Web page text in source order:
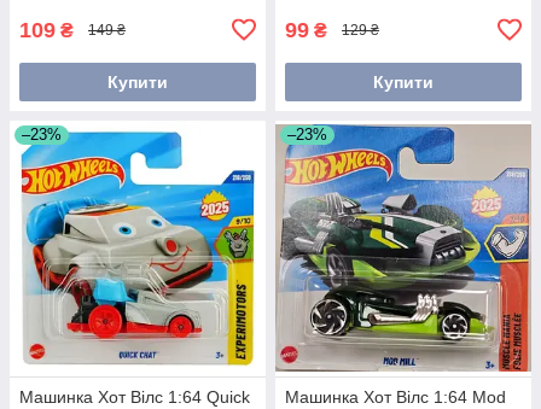
109 ₴ 149 ₴
Купити
99 ₴ 129 ₴
Купити
–23%
Машинка Хот Вілс 1:64 Quick
–23%
Машинка Хот Вілс 1:64 Mod